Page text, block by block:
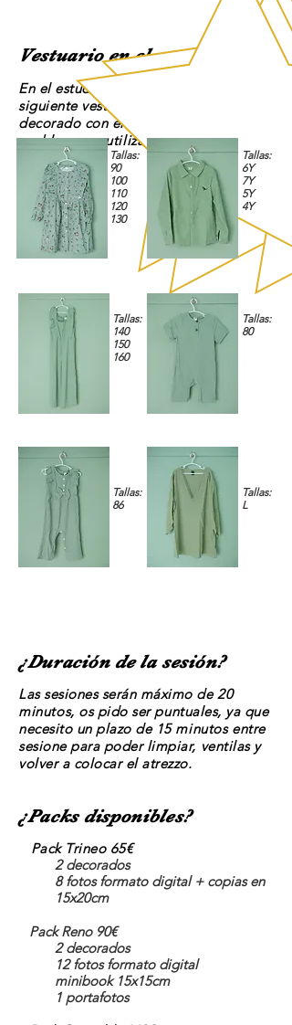
Vestuario en el estudio
En el estudio tendréis disponible el
siguiente vestuario, pensado para el
decorado con el caballo pero no abría
problema enutilizarloenambos.
¿Duración de la sesión?
Las sesiones serán máximo de 20
minutos, os pido ser puntuales, ya que
necesito un plazo de 15 minutosentre
sesione para poder limpiar, ventilas y
volver a colocar el atrezzo.
¿Packs disponibles?
Pack Trineo 65€
2 decorados
8 fotos formato digital + copias en
15x20cm
Pack Reno 90€
2 decorados
12 fotos formato digital
minibook 15x15cm
1 portafotos
Tallas:
90
100
110
120
130
Tallas:
6Y
7Y
5Y
4Y
Tallas:
140
150
160
Tallas:
80
Tallas:
86
Tallas:
L